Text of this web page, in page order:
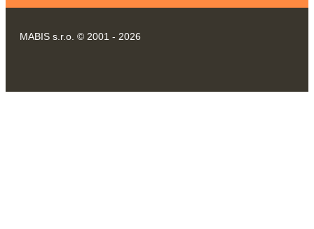
MABIS s.r.o. © 2001 - 2026